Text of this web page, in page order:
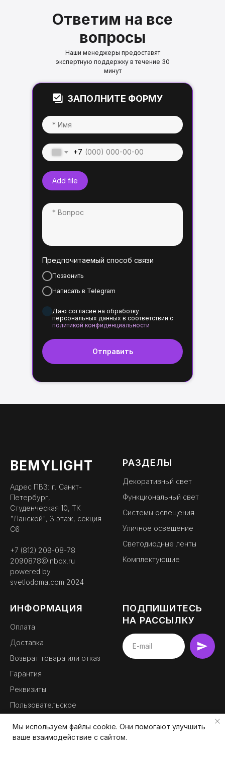
официальный партнер
BEMYLIGHT
Наши менеджеры предоставят
экспертную поддержку в течение 30
минут
Ответим на все
вопросы
ЗАПОЛНИТЕ ФОРМУ
+7
Add file
Предпочитаемый способ связи
Позвонить
Написать в Telegram
Даю согласие на обработку
персональных данных в соответствии с
политикой конфиденциальности
Отправить
Мы используем файлы cookie. Они помогают улучшить
ваше взаимодействие с сайтом.
BEMYLIGHT
Адрес ПВЗ: г. Санкт-
Петербург,
Студенческая 10, ТК
"Ланской", 3 этаж, секция
С6
+7 (812) 209-08-78
2090878@inbox.ru
powered by
svetlodoma.com 2024
РАЗДЕЛЫ
Декоративный свет
Функциональный свет
Системы освещения
Уличное освещение
Светодиодные ленты
Комплектующие
ИНФОРМАЦИЯ
Оплата
Доставка
Возврат товара или отказ
Гарантия
Реквизиты
Пользовательское
соглашение
Контакты
ПОДПИШИТЕСЬ
НА РАССЫЛКУ